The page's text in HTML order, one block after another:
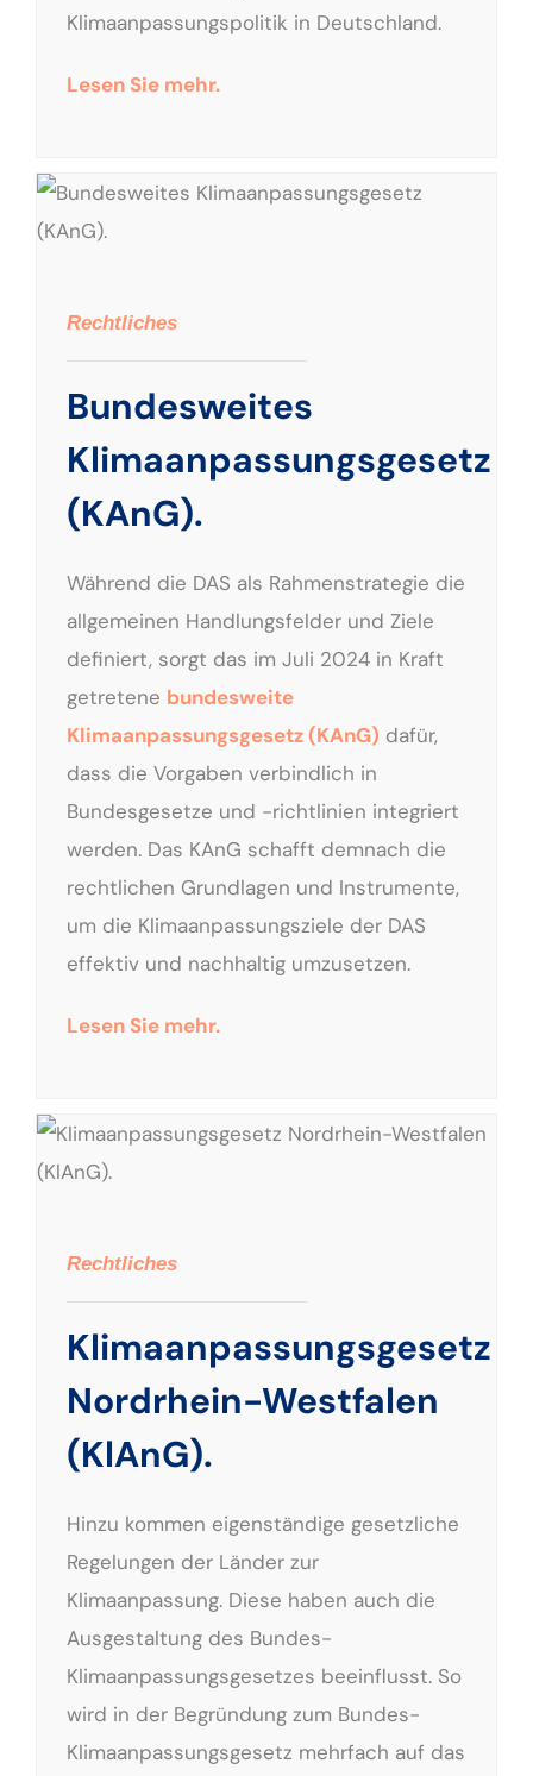
Klimaanpassungspolitik in Deutschland.
Lesen Sie mehr.
Rechtliches
Bundesweites
Klimaanpassungsgesetz
(KAnG).
Während die DAS als Rahmenstrategie die
allgemeinen Handlungsfelder und Ziele
definiert, sorgt das im Juli 2024 in Kraft
getretene bundesweite
Klimaanpassungsgesetz (KAnG) dafür,
dass die Vorgaben verbindlich in
Bundesgesetze und -richtlinien integriert
werden. Das KAnG schafft demnach die
rechtlichen Grundlagen und Instrumente,
um die Klimaanpassungsziele der DAS
effektiv und nachhaltig umzusetzen.
Lesen Sie mehr.
Rechtliches
Klimaanpassungsgesetz
Nordrhein-Westfalen
(KlAnG).
Hinzu kommen eigenständige gesetzliche
Regelungen der Länder zur
Klimaanpassung. Diese haben auch die
Ausgestaltung des Bundes-
Klimaanpassungsgesetzes beeinflusst. So
wird in der Begründung zum Bundes-
Klimaanpassungsgesetz mehrfach auf das